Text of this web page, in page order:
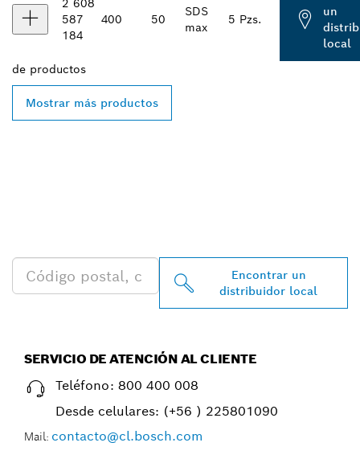
2 608
587
184
400 50
SDS
max
5 Pzs.
un
local
de productos
Mostrar más productos
Encontrar un
distribuidor local
SERVICIO DE ATENCIÓN AL CLIENTE
Teléfono: 800 400 008
Desde celulares: (+56 ) 225801090
Mail: contacto@cl.bosch.com